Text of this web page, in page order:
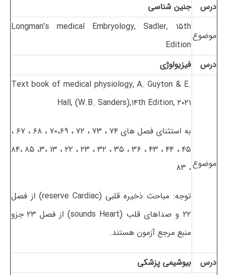
درس
جنین شناسی
موضوع
Longman’s medical Embryology, Sadler, ۱۵th
Edition
درس
فیزیولوژی
موضوع
Text book of medical physiology, A. Guyton & E.
Hall, (W.B. Sanders),۱۴th Edition, ۲۰۲۱
به استثنای فصل های ۷۴ ، ۷۳ ، ۷۲ ، ۷۰،۶۹ ، ۶۸ ، ۶۷ ،
۴۵ ، ۴۴ ، ۴۳ ، ۳۶ ، ۳۵ ، ۳۲ ، ۲۳ ، ۲۲ ، ۱۳ ،۳، ۸۵ ،۸۴
، ۸۳
توجه: مباحث ذخیره قلبی (reserve Cardiac) از فصل
۲۲ و صداهای قلب (sounds Heart) از فصل ۲۳ جزو
منبع مرجع آزمون هستند.
درس بیوشیمی پزشکی